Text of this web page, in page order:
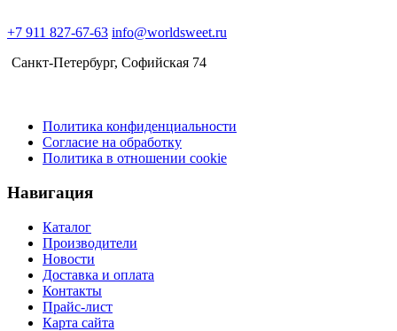
+7 911 827-67-63 info@worldsweet.ru
Санкт-Петербург​, Софийская 74
Политика конфиденциальности
Согласие на обработку
Политика в отношении cookie
Навигация
Каталог
Производители
Новости
Доставка и оплата
Контакты
Прайс-лист
Карта сайта